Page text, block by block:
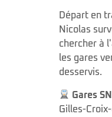
Départ en
Nicolas
chercher à
les gares
desservis.
Gares
Gilles-